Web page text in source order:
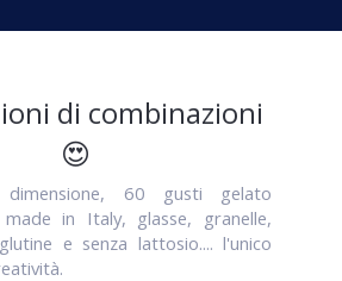
di combinazioni
😍
dimensione, 60 gusti gelato
in Italy, glasse, granelle,
e senza lattosio.... l'unico